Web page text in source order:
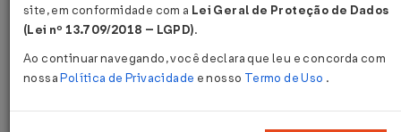
Página Inicial Legislações
Ajuste SINIEF nº 6 de 10/10/2003
site, em conformidade com a Lei Geral de Proteção de Dados
(Lei nº 13.709/2018 – LGPD).
Ao continuar navegando, você declara que leu e concorda com
nossaPolítica de Privacidade e nosso Termo de Uso .